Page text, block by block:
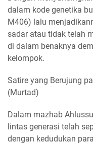
dalam kode genetika
M406) lalu
sadar atau tidak telah
di dalam benaknya
kelompok.
Satire yang Berujung
(Murtad)
Dalam mazhab
lintas generasi telah
dengan kedudukan